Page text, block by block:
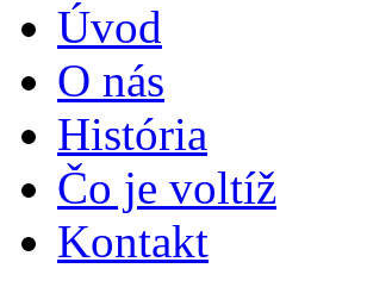
Úvod
O nás
História
Čo je voltíž
Kontakt